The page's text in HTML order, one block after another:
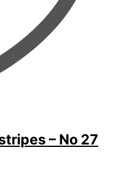
– No 27